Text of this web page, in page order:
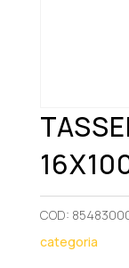
COD:
categoria